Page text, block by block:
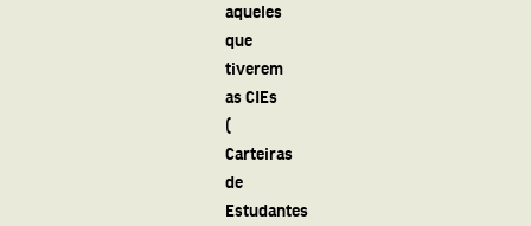
aqueles
que
tiverem
as CIEs
(
Carteiras
de
Estudantes